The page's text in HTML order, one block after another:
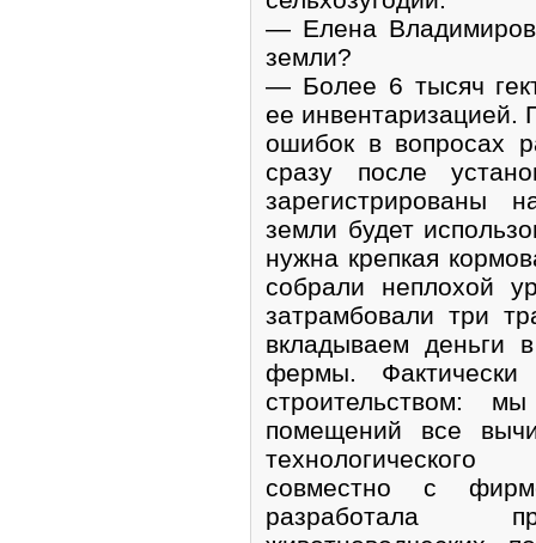
— Елена
земли?
— Более 6 тысяч
ее
ошибок в вопросах
сразу после
зарегистрированы
земли будет
нужна крепкая
собрали неплохой
затрамбовали три
вкладываем деньги
фермы.
строительством:
помещений все
совместно с
разработала